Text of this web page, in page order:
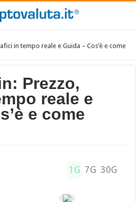
in tempo reale e Guida – Cos’è e come
Prezzo,
reale e
e come
1G 7G 30G